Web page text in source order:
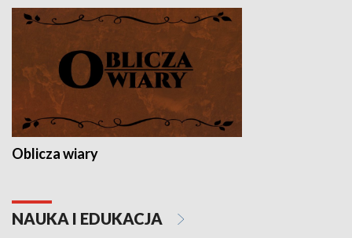
Oblicza wiary
NAUKA I EDUKACJA